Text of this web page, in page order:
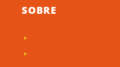
SOBRE